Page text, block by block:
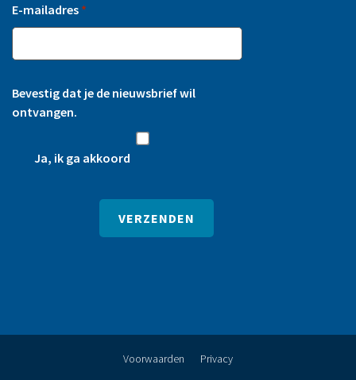
E-mailadres *
Bevestig dat je de nieuwsbrief wil
ontvangen.
Ja, ik ga akkoord
Voorwaarden Privacy